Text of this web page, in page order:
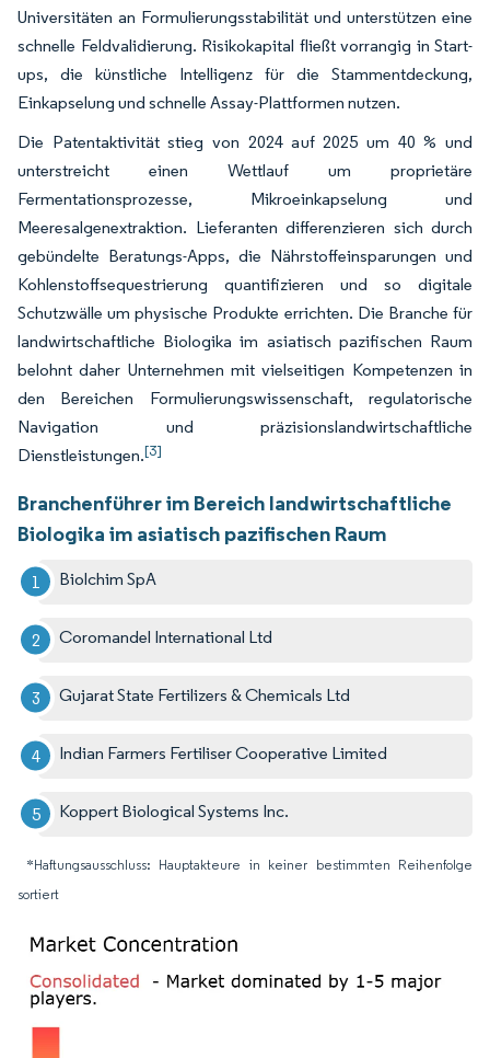
Universitäten an Formulierungsstabilität und unterstützen eine
schnelle Feldvalidierung. Risikokapital fließt vorrangig in Start-
ups, die künstliche Intelligenz für die Stammentdeckung,
Einkapselung und schnelle Assay-Plattformen nutzen.
Die Patentaktivität stieg von 2024 auf 2025 um 40 % und
unterstreicht einen Wettlauf um proprietäre
Fermentationsprozesse, Mikroeinkapselung und
Meeresalgenextraktion. Lieferanten differenzieren sich durch
gebündelte Beratungs-Apps, die Nährstoffeinsparungen und
Kohlenstoffsequestrierung quantifizieren und so digitale
Schutzwälle um physische Produkte errichten. Die Branche für
landwirtschaftliche Biologika im asiatisch pazifischen Raum
belohnt daher Unternehmen mit vielseitigen Kompetenzen in
den Bereichen Formulierungswissenschaft, regulatorische
Navigation und präzisionslandwirtschaftliche
Dienstleistungen.[3]
Branchenführer im Bereich landwirtschaftliche
Biologika im asiatisch pazifischen Raum
Biolchim SpA
Coromandel International Ltd
Gujarat State Fertilizers & Chemicals Ltd
Indian Farmers Fertiliser Cooperative Limited
Koppert Biological Systems Inc.
*Haftungsausschluss: Hauptakteure in keiner bestimmten Reihenfolge
sortiert